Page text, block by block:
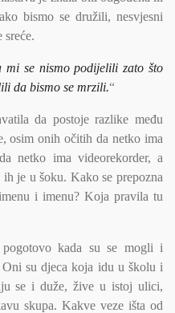
bismo se družili, nesvjesni
sreće.
mi se nismo podijelili zato što
da bismo se mrzili.“
da postoje razlike među
osim onih očitih da netko ima
netko ima videorekorder, a
je u šoku. Kako se prepozna
i imenu? Koja pravila tu
kada su se mogli i
su djeca koja idu u školu i
se i duže, žive u istoj ulici,
skupa. Kakve veze išta od